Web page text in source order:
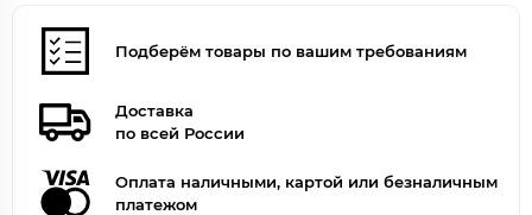
Подберём товары по вашим требованиям
Доставка
по всей России
Оплата наличными, картой или безналичным
платежом